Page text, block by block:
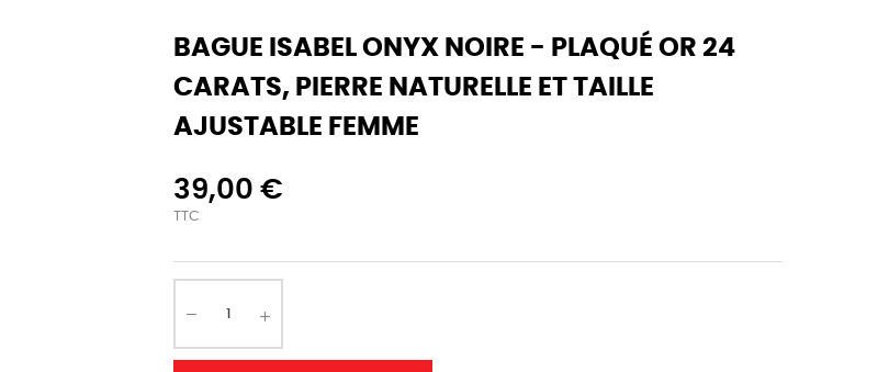
BAGUE ISABEL ONYX NOIRE - PLAQUÉ OR 24
CARATS, PIERRE NATURELLE ET TAILLE
AJUSTABLE FEMME
39,00 €
TTC